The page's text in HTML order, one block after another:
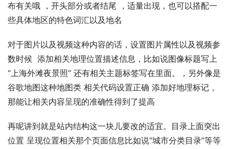
布有关哦 ，开头部分或者结尾 ，适量出现，也可以搭配一
些具体地区的特色词汇以及地名
对于图片以及视频这种内容的话，设置图片属性以及视频参
数时候  添加相关地理位置描述信息，比如说图像标题写上
“上海外滩夜景照” 还有相关主题标签写在里面。，另外像是
谷歌地图这种地图类 相关代码设置正确 添加好地理标记 。
那能让相关内容呈现的准确性得到了提高
再呢讲到就是站内结构这一块儿要改的适宜。目录上面突出
位置 呈现位置相关那个页面信息比如说“城市分类目录”等等